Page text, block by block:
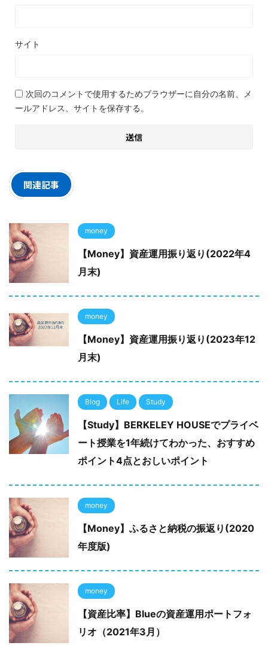
サイト
次回のコメントで使用するためブラウザーに自分の名前、メ
ールアドレス、サイトを保存する。
関連記事
money
【Money】資産運用振り返り(2022年4
月末)
money
【Money】資産運用振り返り(2023年12
月末)
Blog Life Study
【Study】BERKELEY HOUSEでプライベ
ート授業を1年続けてわかった、おすすめ
ポイント4点とおしいポイント
money
【Money】ふるさと納税の振返り(2020
年度版)
money
【資産比率】Blueの資産運用ポートフォ
リオ（2021年3月）